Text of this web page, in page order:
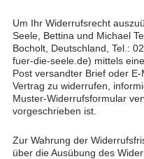
Um Ihr Widerrufsrecht
Seele, Bettina und Michael
Bocholt, Deutschland, Tel.:
fuer-die-seele.de) mittels
Post versandter Brief oder
Vertrag zu widerrufen,
Muster-Widerrufsformular
vorgeschrieben ist.
Zur Wahrung der
über die Ausübung des